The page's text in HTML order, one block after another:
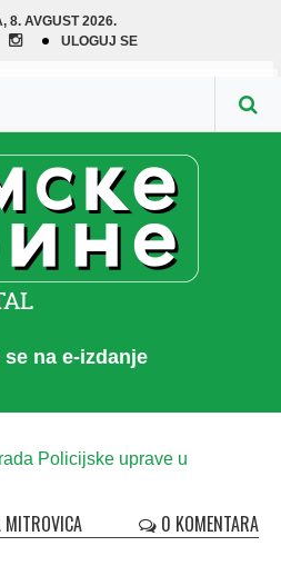
8. AVGUST 2026.
ULOGUJ SE
na e-izdanje
MITROVICA 0 KOMENTARA